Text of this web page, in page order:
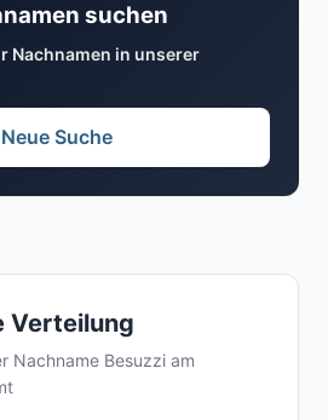
Verteilung
Nachname Besuzzi am
suchen
Nachnamen in unserer
Neue Suche